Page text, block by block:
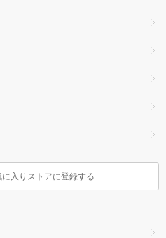
入りストアに登録する